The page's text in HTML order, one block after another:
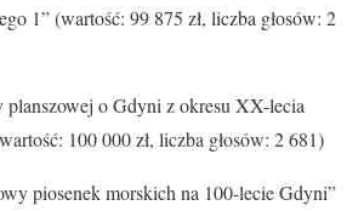
1” (wartość: 99 875 zł, liczba głosów: 2
planszowej o Gdyni z okresu XX-lecia
100 000 zł, liczba głosów: 2 681)
piosenek morskich na 100-lecie Gdyni”